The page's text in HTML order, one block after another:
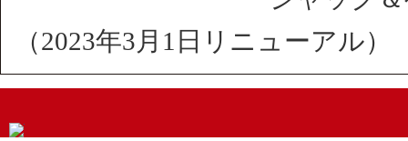
（2023年3月1日リニューアル）